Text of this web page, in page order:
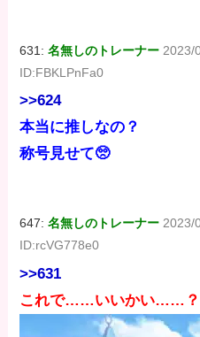
631:名無しのトレーナー 2023/
ID:FBKLPnFa0
>>624
本当に推しなの？
称号見せて🥺
647:名無しのトレーナー 2023/
ID:rcVG778e0
>>631
これで……いいかい……？